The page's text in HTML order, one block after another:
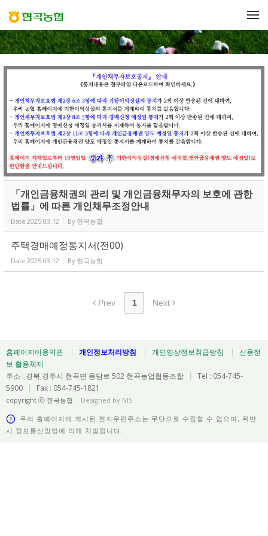
「개인금융채권의 관리 및 개인금융채무자의 보호에 관한
법률」에 따른 개인채무조정안내
Date 2025.03.12 By 현곡농협
주택경매예정통지서(전00)
Date 2025.03.12 By 현곡농협
Prev 1 Next
홈페이지이용약관 | 개인정보처리방침 | 개인영상정보취급방침 |
신용정
보 활용체제
주소 : 경북 경주시 현곡면 용담로 502 현곡농업협동조합
Tel : 054-745-
5900
Fax : 054-745-1821
copyright ⓒ 현곡농협 Designed by NIS
우리 홈페이지에 게시된 전자우편주소는 무단으로 수집할 수 없으며, 위반
시 정보통신망법에 의해 처벌됩니다.